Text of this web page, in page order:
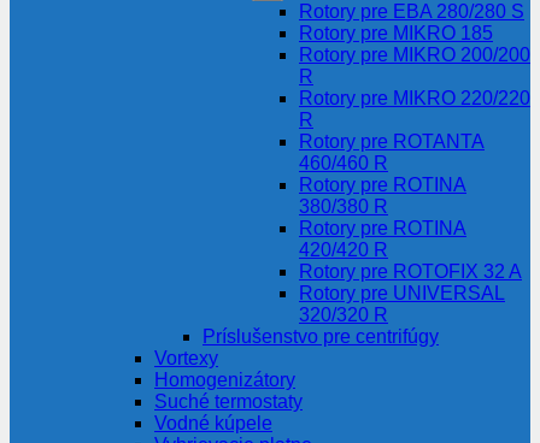
Rotory pre EBA 280/280 S
Rotory pre MIKRO 185
Rotory pre MIKRO 200/200
R
Rotory pre MIKRO 220/220
R
Rotory pre ROTANTA
460/460 R
Rotory pre ROTINA
380/380 R
Rotory pre ROTINA
420/420 R
Rotory pre ROTOFIX 32 A
Rotory pre UNIVERSAL
320/320 R
Príslušenstvo pre centrifúgy
Vortexy
Homogenizátory
Suché termostaty
Vodné kúpele